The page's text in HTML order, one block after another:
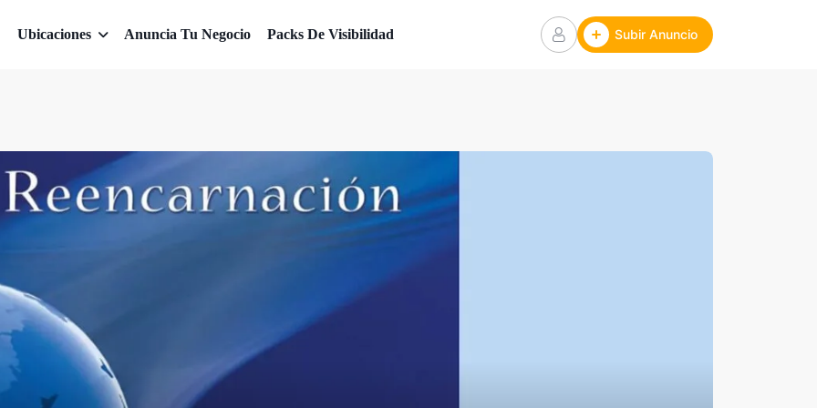
Ubicaciones Anuncia Tu Negocio Packs De Visibilidad Subir Anuncio